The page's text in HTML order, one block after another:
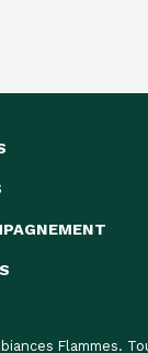
Flammes.